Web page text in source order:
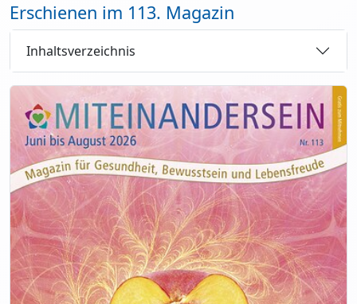
Erschienen im 113. Magazin
Inhaltsverzeichnis